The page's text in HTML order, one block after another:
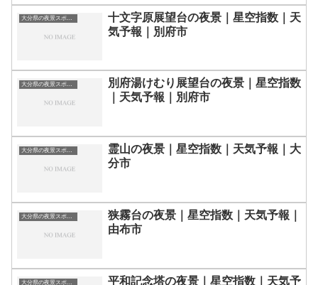
大分県の夜景スポット一覧
十文字原展望台の夜景｜星空指数｜天
気予報｜別府市
大分県の夜景スポット一覧
別府湯けむり展望台の夜景｜星空指数
｜天気予報｜別府市
大分県の夜景スポット一覧
霊山の夜景｜星空指数｜天気予報｜大
分市
大分県の夜景スポット一覧
狭霧台の夜景｜星空指数｜天気予報｜
由布市
大分県の夜景スポット一覧
平和記念塔の夜景｜星空指数｜天気予